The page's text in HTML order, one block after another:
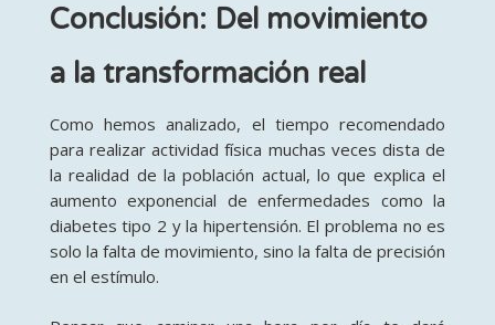
Conclusión: Del movimiento
a la transformación real
Como hemos analizado, el tiempo recomendado
para realizar actividad física muchas veces dista de
la realidad de la población actual, lo que explica el
aumento exponencial de enfermedades como la
diabetes tipo 2 y la hipertensión. El problema no es
solo la falta de movimiento, sino la falta de precisión
en el estímulo.